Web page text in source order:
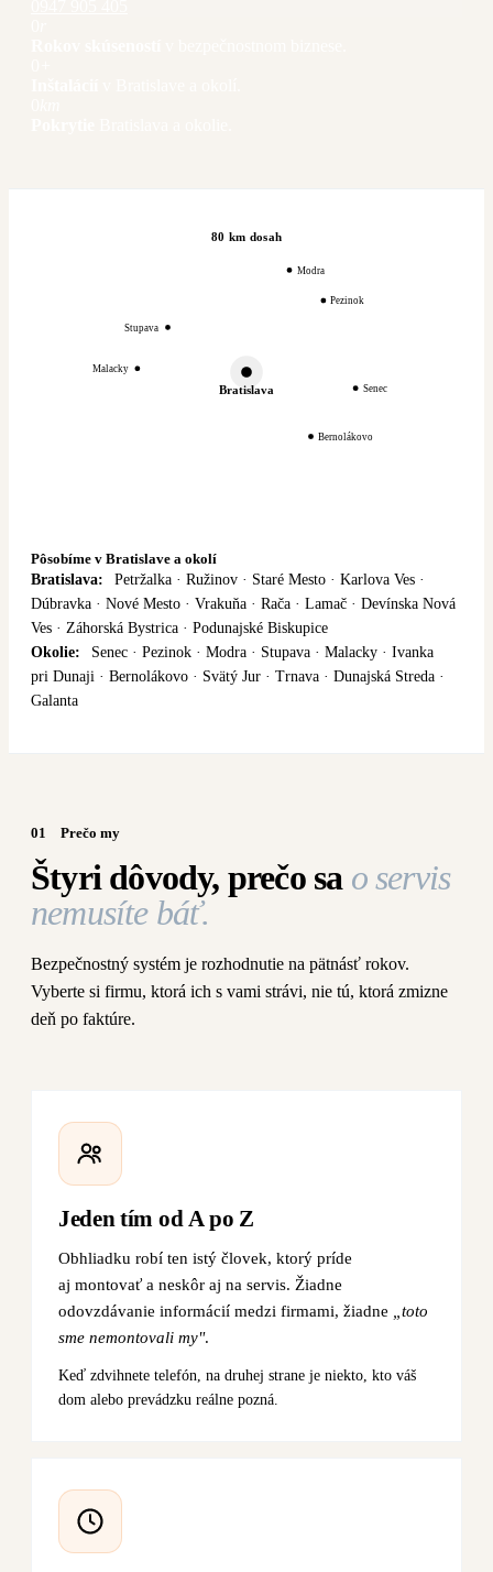
Bratislava
80 km dosah
Senec
Pezinok
Modra
Stupava
Malacky
Bernolákovo
Pôsobíme v Bratislave a okolí
Bratislava:
Petržalka · Ružinov · Staré Mesto · Karlova Ves ·
Dúbravka · Nové Mesto · Vrakuňa · Rača · Lamač · Devínska Nová
Ves · Záhorská Bystrica · Podunajské Biskupice
Okolie:
Senec · Pezinok · Modra · Stupava · Malacky · Ivanka
pri Dunaji · Bernolákovo · Svätý Jur · Trnava · Dunajská Streda ·
Galanta
01 Prečo my
Štyri dôvody, prečo sa o servis
nemusíte báť.
Bezpečnostný systém je rozhodnutie na pätnásť rokov.
Vyberte si firmu, ktorá ich s vami strávi, nie tú, ktorá zmizne
deň po faktúre.
Jeden tím od A po Z
Obhliadku robí ten istý človek, ktorý príde
aj montovať a neskôr aj na servis. Žiadne
odovzdávanie informácií medzi firmami, žiadne
„toto
sme nemontovali my".
Keď zdvihnete telefón, na druhej strane je niekto, kto váš
dom alebo prevádzku reálne pozná.